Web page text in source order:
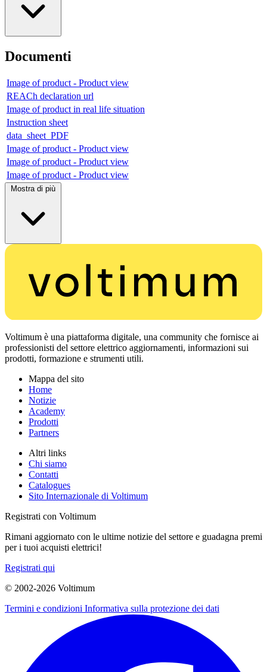
Documenti
Image of product - Product view
REACh declaration url
Image of product in real life situation
Instruction sheet
data_sheet_PDF
Image of product - Product view
Image of product - Product view
Image of product - Product view
Mostra di più
Voltimum è una piattaforma digitale, una community che fornisce ai
professionisti del settore elettrico aggiornamenti, informazioni sui
prodotti, formazione e strumenti utili.
Mappa del sito
Home
Notizie
Academy
Prodotti
Partners
Altri links
Chi siamo
Contatti
Catalogues
Sito Internazionale di Voltimum
Registrati con Voltimum
Rimani aggiornato con le ultime notizie del settore e guadagna premi
per i tuoi acquisti elettrici!
Registrati qui
© 2002-2026 Voltimum
Termini e condizioni Informativa sulla protezione dei dati